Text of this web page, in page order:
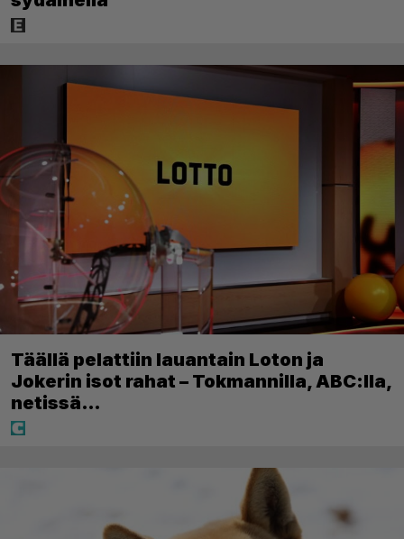
Täällä pelattiin lauantain Loton ja
Jokerin isot rahat – Tokmannilla, ABC:lla,
netissä…